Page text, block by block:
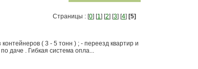
Страницы : [0] [1] [2] [3] [4] [5]
контейнеров ( 3 - 5 тонн ) ; - переезд квартир и
даче . Гибкая система опла...